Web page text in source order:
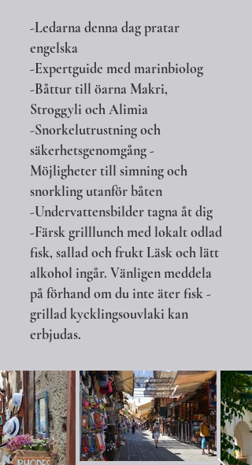
-Ledarna denna dag pratar
engelska
-Expertguide med marinbiolog
-Båttur till öarna Makri,
Stroggyli och Alimia
-Snorkelutrustning och
säkerhetsgenomgång -
Möjligheter till simning och
snorkling utanför båten
-Undervattensbilder tagna åt dig​
-Färsk grilllunch med lokalt odlad
fisk, sallad och frukt Läsk och lätt
alkohol ingår. Vänligen meddela
på förhand om du inte äter fisk -
grillad kycklingsouvlaki kan
erbjudas.